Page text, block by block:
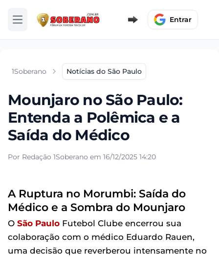
Abrir menu Entrar
1Soberano Notícias do São Paulo
Mounjaro no São Paulo:
Entenda a Polêmica e a
Saída do Médico
Por Redação 1Soberano em 16/12/2025 14:20
A Ruptura no Morumbi: Saída do
Médico e a Sombra do Mounjaro
O São Paulo Futebol Clube encerrou sua
colaboração com o médico Eduardo Rauen,
uma decisão que reverberou intensamente no